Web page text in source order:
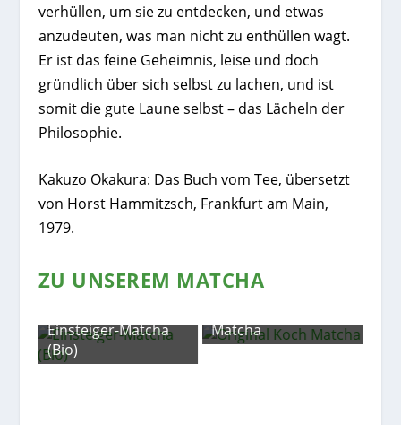
verhüllen, um sie zu entdecken, und etwas
anzudeuten, was man nicht zu enthüllen wagt.
Er ist das feine Geheimnis, leise und doch
gründlich über sich selbst zu lachen, und ist
somit die gute Laune selbst – das Lächeln der
Philosophie.
Kakuzo Okakura: Das Buch vom Tee, übersetzt
von Horst Hammitzsch, Frankfurt am Main,
1979.
ZU UNSEREM MATCHA
Einsteiger-Matcha
(Bio)
Matcha